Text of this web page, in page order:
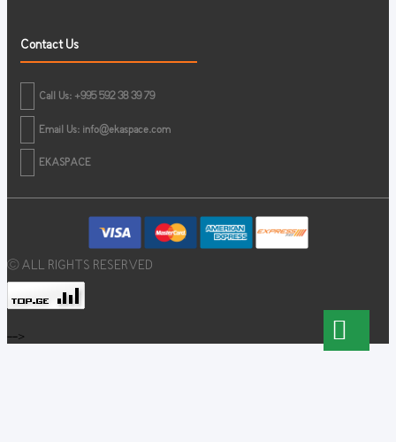
Contact Us
Call Us: +995 592 38 39 79
Email Us: info@ekaspace.com
EKASPACE
© ALL RIGHTS RESERVED
-->